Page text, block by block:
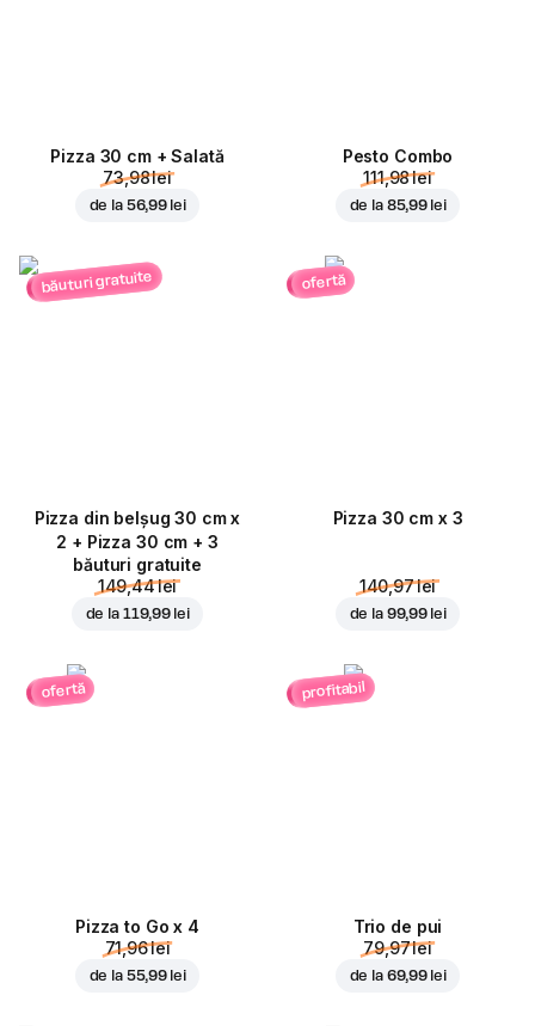
Pizza 30 cm + Salată
73,98 lei
de la 56,99 lei
Pesto Combo
111,98 lei
de la 85,99 lei
băuturi gratuite
Pizza din belșug 30 cm x
2 + Pizza 30 cm + 3
băuturi gratuite
149,44 lei
de la 119,99 lei
ofertă
Pizza 30 cm x 3
140,97 lei
de la 99,99 lei
ofertă
Pizza to Go x 4
71,96 lei
de la 55,99 lei
profitabil
Trio de pui
79,97 lei
de la 69,99 lei